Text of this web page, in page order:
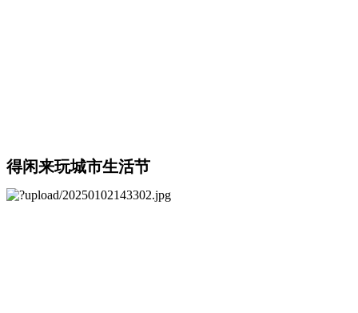
得闲来玩城市生活节